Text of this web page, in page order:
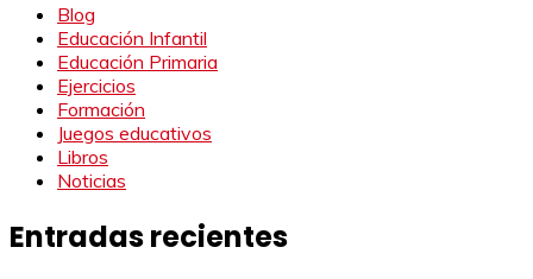
Blog
Educación Infantil
Educación Primaria
Ejercicios
Formación
Juegos educativos
Libros
Noticias
Entradas recientes